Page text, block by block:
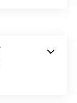
las
iconos, de